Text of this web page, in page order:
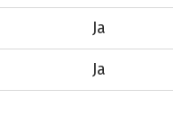
Ja
Ja